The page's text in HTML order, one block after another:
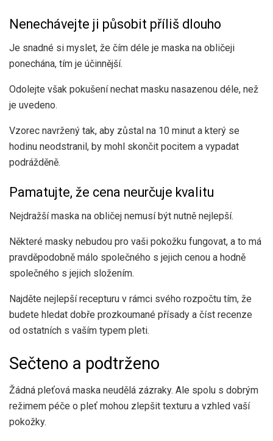
Nenechávejte ji působit příliš dlouho
Je snadné si myslet, že čím déle je maska ​​na obličeji
ponechána, tím je účinnější.
Odolejte však pokušení nechat masku nasazenou déle, než
je uvedeno.
Vzorec navržený tak, aby zůstal na 10 minut a který se
hodinu neodstranil, by mohl skončit pocitem a vypadat
podrážděně.
Pamatujte, že cena neurčuje kvalitu
Nejdražší maska ​​na obličej nemusí být nutně nejlepší.
Některé masky nebudou pro vaši pokožku fungovat, a to má
pravděpodobně málo společného s jejich cenou a hodně
společného s jejich složením.
Najděte nejlepší recepturu v rámci svého rozpočtu tím, že
budete hledat dobře prozkoumané přísady a číst recenze
od ostatních s vaším typem pleti.
Sečteno a podtrženo
Žádná pleťová maska ​​neudělá zázraky. Ale spolu s dobrým
režimem péče o pleť mohou zlepšit texturu a vzhled vaší
pokožky.